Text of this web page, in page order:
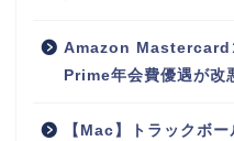
Amazon Mastercard
Prime年会費優遇が改
【Mac】トラックボ